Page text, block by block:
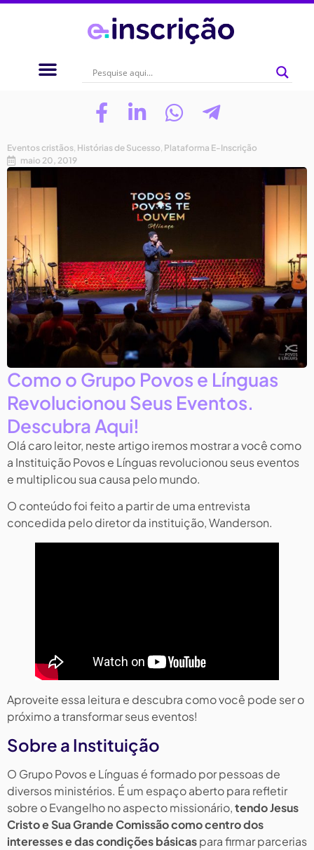
Eventos cristãos, Histórias de Sucesso, Plataforma E-Inscrição
maio 20, 2019
Como o Grupo Povos e Línguas
Revolucionou Seus Eventos.
Descubra Aqui!
Olá caro leitor, neste artigo iremos mostrar a você como
a Instituição Povos e Línguas revolucionou seus eventos
e multiplicou sua causa pelo mundo.
O conteúdo foi feito a partir de uma entrevista
concedida pelo diretor da instituição, Wanderson.
Aproveite essa leitura e descubra como você pode ser o
próximo a transformar seus eventos!
Sobre a Instituição
O Grupo Povos e Línguas é formado por pessoas de
diversos ministérios. É um espaço aberto para refletir
sobre o Evangelho no aspecto missionário,tendo Jesus
Cristo e Sua Grande Comissão como centro dos
interesses e das condições básicaspara firmar parcerias